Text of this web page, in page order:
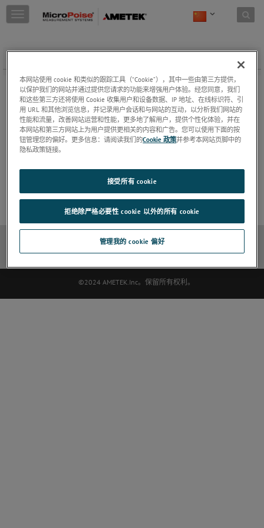
Skip to content
T
o
g
n
a
v
g
a
o
集成轮胎检测系统 (ITMS)
Micro-Poise® 集成轮胎检测系统 (ITMS) 把经过使
用验证的Micro Poise®机器紧凑地集成在一起，以
测量动平衡、几何外观和均匀性，并提供轮胎测试
结果... 更多继续阅读
轮胎的均匀性、动态平衡测量和轮胎几何外观检测
整合为单一系统用于客运和轻型卡车轮胎检测。
续阅读
Cookie 政策 网站地图
©2024 AMETEK.Inc。保留所有权利。
本网站使用 cookie 和类似的跟踪工具（“Cookie”），其中一些由第三方提供，
以保护我们的网站并通过提供您请求的功能来增强用户体验。经您同意，我们
和这些第三方还将使用 Cookie 收集用户和设备数据、IP 地址、在线标识符、引
用 URL 和其他浏览信息，并记录用户会话和与网站的互动，以分析我们网站的
性能和流量，改善网站运营和性能，更多地了解用户，提供个性化体验，并在
本网站和第三方网站上为用户提供更相关的内容和广告。您可以使用下面的按
钮管理您的偏好。更多信息：请阅读我们的Cookie 政策并参考本网站页脚中的
隐私政策链接。
管理我的 cookie 偏好
拒绝除严格必要性 cookie 以外的所有 cookie
接受所有 cookie